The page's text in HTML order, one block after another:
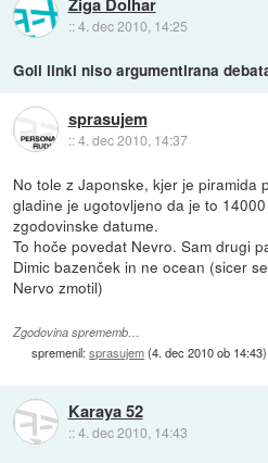
::4. dec 2010, 14:25
Goli linki niso argumentirana
sprasujem
::4. dec 2010, 14:37
No tole z Japonske, kjer je piramida
gladine je ugotovljeno da je to
zgodovinske datume.
To hoče povedat Nevro. Sam drugi
Dimic bazenček in ne ocean (sicer
Nervo zmotil)
Zgodovina sprememb…
spremenil:sprasujem(4. dec 2010 ob 14:43)
Karaya 52
::4. dec 2010, 14:43